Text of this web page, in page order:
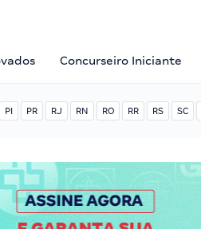
Concurseiro Iniciante
PI PR RJ RN RO RR RS SC